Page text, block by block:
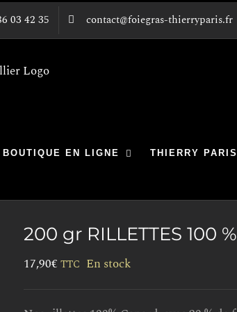
03 42 35 contact@foiegras-thierryparis.fr
BOUTIQUE EN LIGNE THIERRY PARIS
200 gr RILLETTES 100
17,90€ TTC En stock